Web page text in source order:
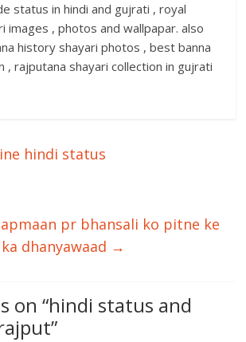
status in hindi and gujrati , royal
images , photos and wallpapar. also
history shayari photos , best banna
, rajputana shayari collection in gujrati
hindi status
pr bhansali ko pitne ke
dhanyawaad →
on “hindi status and
”